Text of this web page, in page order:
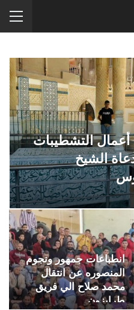
أعمال التشطيبات
الشيخ
انطباعات جمهور ونجوم
المنصوره عن انتقال
محمد صلاح الي فريق
طرابزون…